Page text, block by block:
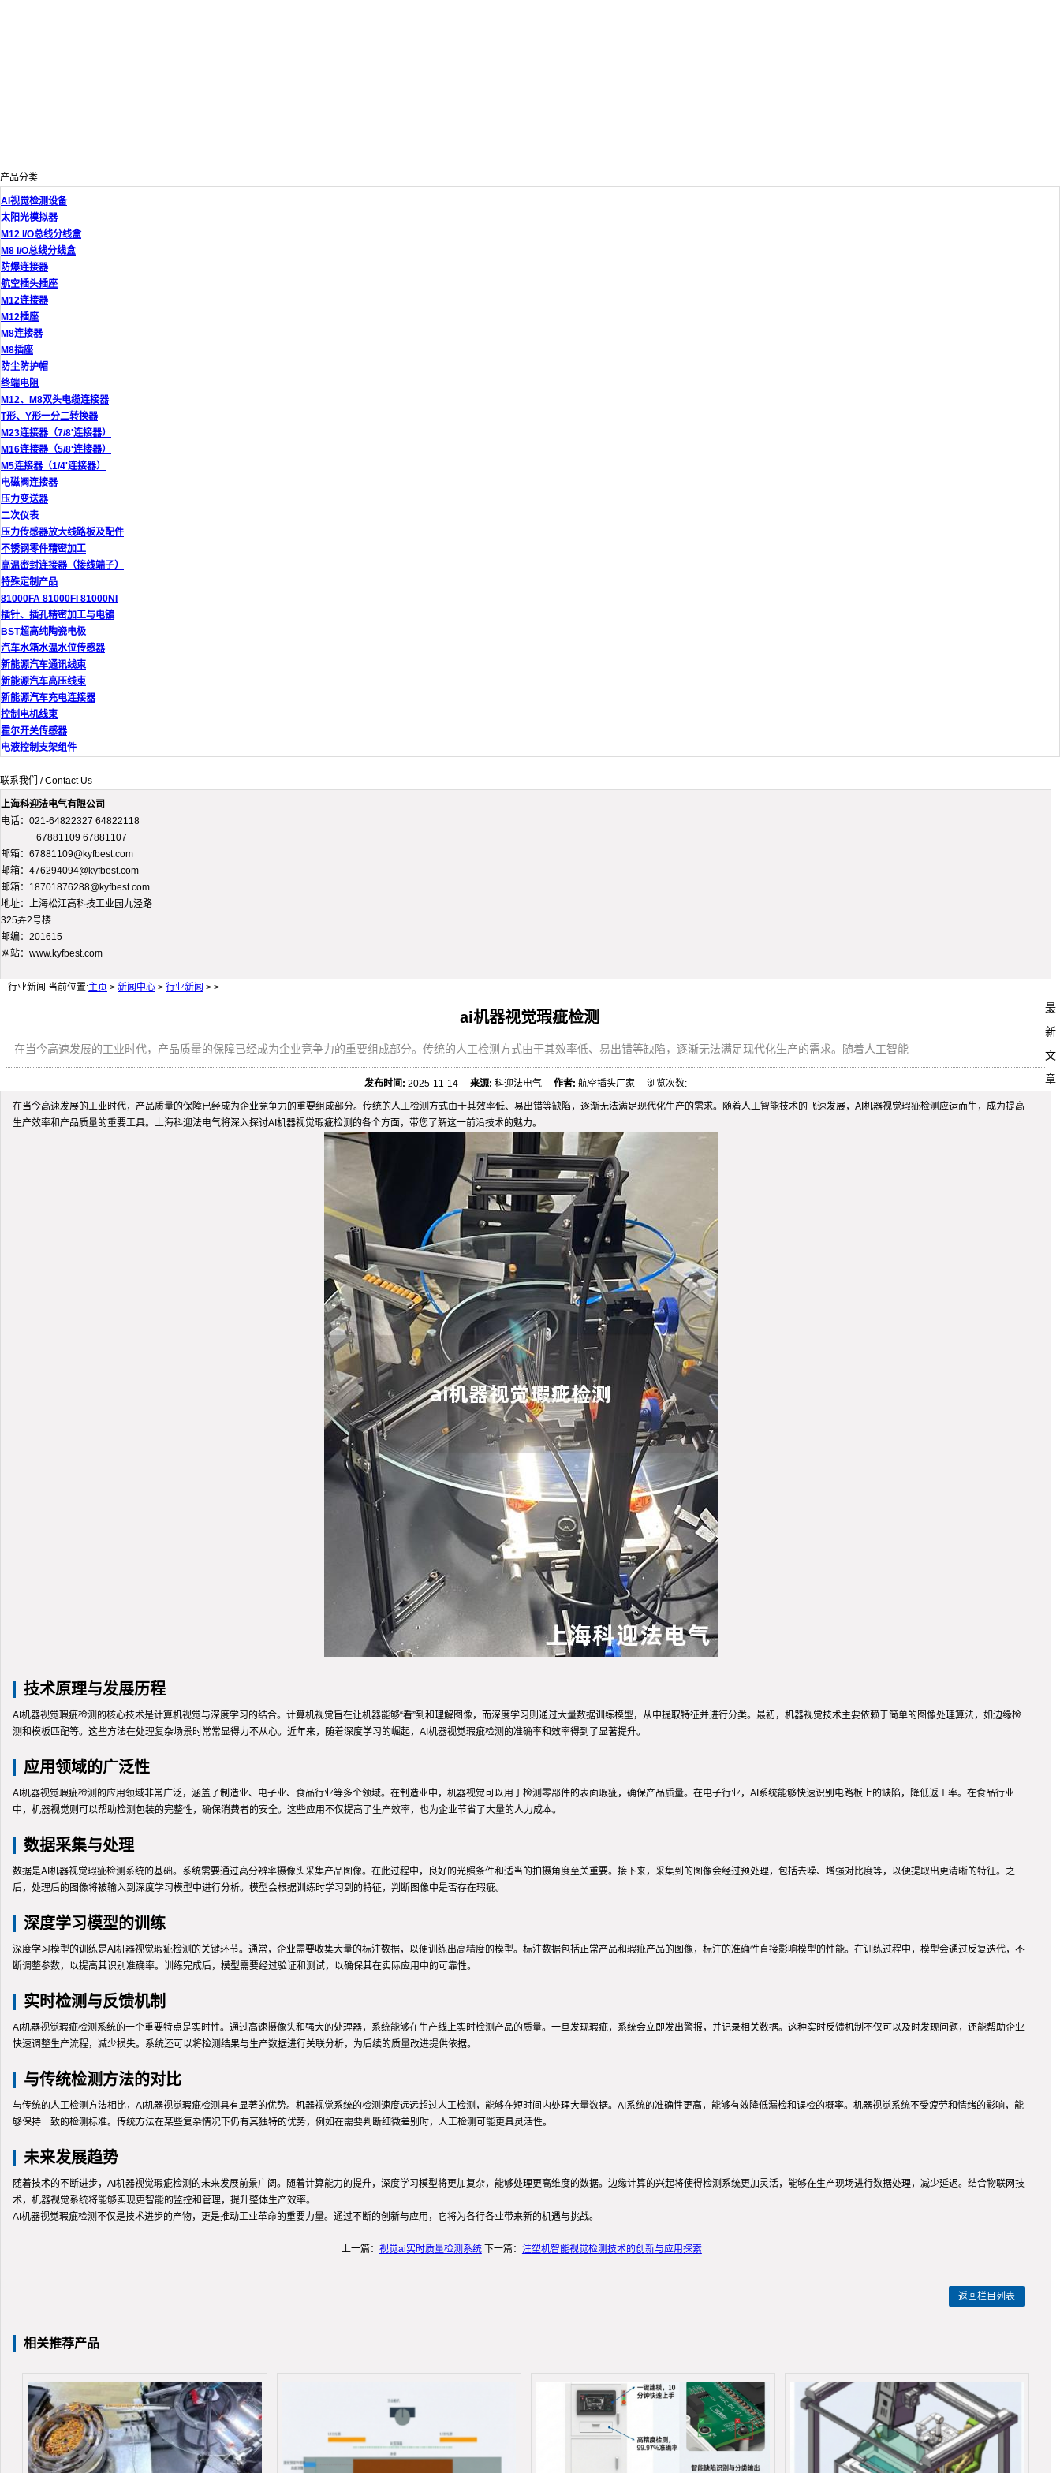
产品分类
AI视觉检测设备
太阳光模拟器
M12 I/O总线分线盒
M8 I/O总线分线盒
防爆连接器
航空插头插座
M12连接器
M12插座
M8连接器
M8插座
防尘防护帽
终端电阻
M12、M8双头电缆连接器
T形、Y形一分二转换器
M23连接器（7/8'连接器）
M16连接器（5/8'连接器）
M5连接器（1/4'连接器）
电磁阀连接器
压力变送器
二次仪表
压力传感器放大线路板及配件
不锈钢零件精密加工
高温密封连接器（接线端子）
特殊定制产品
81000FA 81000FI 81000NI
插针、插孔精密加工与电镀
BST超高纯陶瓷电极
汽车水箱水温水位传感器
新能源汽车通讯线束
新能源汽车高压线束
新能源汽车充电连接器
控制电机线束
霍尔开关传感器
电液控制支架组件
联系我们 / Contact Us
上海科迎法电气有限公司
电话：021-64822327 64822118
67881109 67881107
邮箱：67881109@kyfbest.com
邮箱：476294094@kyfbest.com
邮箱：18701876288@kyfbest.com
地址：上海松江高科技工业园九泾路
325弄2号楼
邮编：201615
网站：www.kyfbest.com
行业新闻 当前位置:主页 > 新闻中心 > 行业新闻 > >
ai机器视觉瑕疵检测
在当今高速发展的工业时代，产品质量的保障已经成为企业竞争力的重要组成部分。传统的人工检测方式由于其效率低、易出错等缺陷，逐渐无法满足现代化生产的需求。随着人工智能
发布时间: 2025-11-14来源: 科迎法电气作者: 航空插头厂家 浏览次数:
在当今高速发展的工业时代，产品质量的保障已经成为企业竞争力的重要组成部分。传统的人工检测方式由于其效率低、易出错等缺陷，逐渐无法满足现代化生产的需求。随着人工智能技术的飞速发展，AI机器视觉瑕疵检测应运而生，成为提高
生产效率和产品质量的重要工具。上海科迎法电气将深入探讨AI机器视觉瑕疵检测的各个方面，带您了解这一前沿技术的魅力。
技术原理与发展历程
AI机器视觉瑕疵检测的核心技术是计算机视觉与深度学习的结合。计算机视觉旨在让机器能够“看”到和理解图像，而深度学习则通过大量数据训练模型，从中提取特征并进行分类。最初，机器视觉技术主要依赖于简单的图像处理算法，如边缘检
测和模板匹配等。这些方法在处理复杂场景时常常显得力不从心。近年来，随着深度学习的崛起，AI机器视觉瑕疵检测的准确率和效率得到了显著提升。
应用领域的广泛性
AI机器视觉瑕疵检测的应用领域非常广泛，涵盖了制造业、电子业、食品行业等多个领域。在制造业中，机器视觉可以用于检测零部件的表面瑕疵，确保产品质量。在电子行业，AI系统能够快速识别电路板上的缺陷，降低返工率。在食品行业
中，机器视觉则可以帮助检测包装的完整性，确保消费者的安全。这些应用不仅提高了生产效率，也为企业节省了大量的人力成本。
数据采集与处理
数据是AI机器视觉瑕疵检测系统的基础。系统需要通过高分辨率摄像头采集产品图像。在此过程中，良好的光照条件和适当的拍摄角度至关重要。接下来，采集到的图像会经过预处理，包括去噪、增强对比度等，以便提取出更清晰的特征。之
后，处理后的图像将被输入到深度学习模型中进行分析。模型会根据训练时学习到的特征，判断图像中是否存在瑕疵。
深度学习模型的训练
深度学习模型的训练是AI机器视觉瑕疵检测的关键环节。通常，企业需要收集大量的标注数据，以便训练出高精度的模型。标注数据包括正常产品和瑕疵产品的图像，标注的准确性直接影响模型的性能。在训练过程中，模型会通过反复迭代，不
断调整参数，以提高其识别准确率。训练完成后，模型需要经过验证和测试，以确保其在实际应用中的可靠性。
实时检测与反馈机制
AI机器视觉瑕疵检测系统的一个重要特点是实时性。通过高速摄像头和强大的处理器，系统能够在生产线上实时检测产品的质量。一旦发现瑕疵，系统会立即发出警报，并记录相关数据。这种实时反馈机制不仅可以及时发现问题，还能帮助企业
快速调整生产流程，减少损失。系统还可以将检测结果与生产数据进行关联分析，为后续的质量改进提供依据。
与传统检测方法的对比
与传统的人工检测方法相比，AI机器视觉瑕疵检测具有显著的优势。机器视觉系统的检测速度远远超过人工检测，能够在短时间内处理大量数据。AI系统的准确性更高，能够有效降低漏检和误检的概率。机器视觉系统不受疲劳和情绪的影响，能
够保持一致的检测标准。传统方法在某些复杂情况下仍有其独特的优势，例如在需要判断细微差别时，人工检测可能更具灵活性。
未来发展趋势
随着技术的不断进步，AI机器视觉瑕疵检测的未来发展前景广阔。随着计算能力的提升，深度学习模型将更加复杂，能够处理更高维度的数据。边缘计算的兴起将使得检测系统更加灵活，能够在生产现场进行数据处理，减少延迟。结合物联网技
术，机器视觉系统将能够实现更智能的监控和管理，提升整体生产效率。
AI机器视觉瑕疵检测不仅是技术进步的产物，更是推动工业革命的重要力量。通过不断的创新与应用，它将为各行各业带来新的机遇与挑战。
上一篇： 视觉ai实时质量检测系统下一篇： 注塑机智能视觉检测技术的创新与应用探索
返回栏目列表
相关推荐产品
最
新
文
章